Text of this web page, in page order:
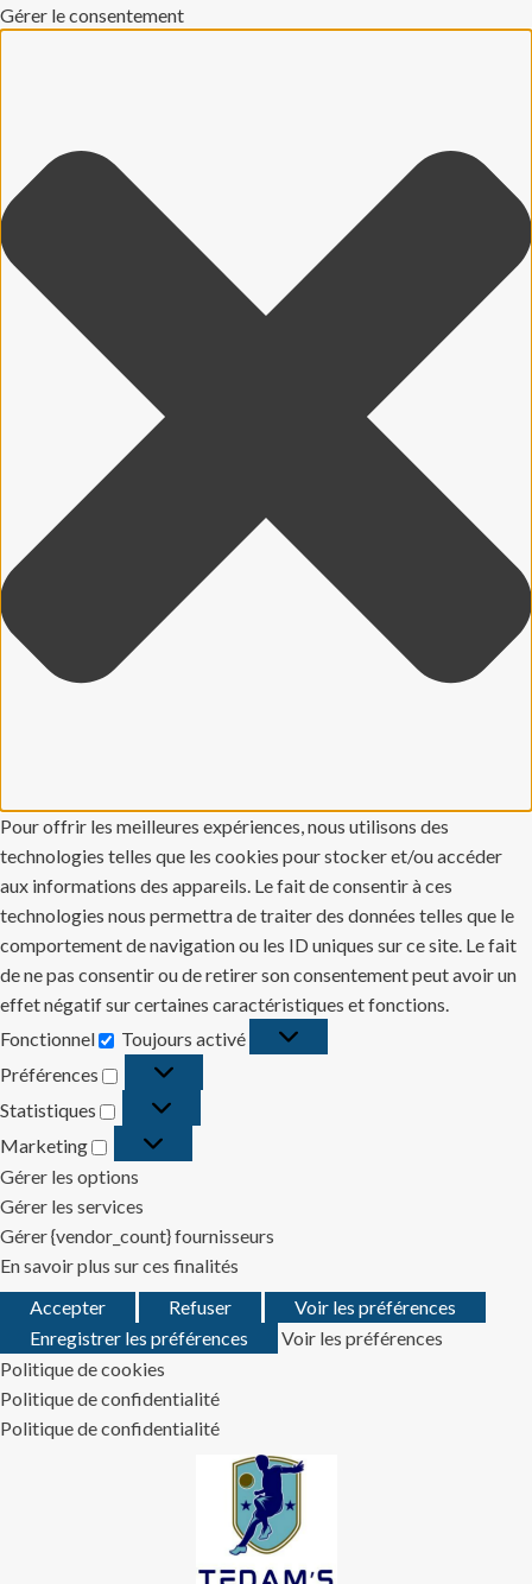
Gérer le consentement
Pour offrir les meilleures expériences, nous utilisons des
technologies telles que les cookies pour stocker et/ou accéder
aux informations des appareils. Le fait de consentir à ces
technologies nous permettra de traiter des données telles que le
comportement de navigation ou les ID uniques sur ce site. Le fait
de ne pas consentir ou de retirer son consentement peut avoir un
effet négatif sur certaines caractéristiques et fonctions.
Fonctionnel
Fonctionnel
Toujours activé
Préférences
Préférences
Statistiques
Statistiques
Marketing
Marketing
Gérer les options
Gérer les services
Gérer {vendor_count} fournisseurs
En savoir plus sur ces finalités
Accepter
Refuser
Voir les préférences
Enregistrer les préférences
Voir les préférences
Politique de cookies
Politique de confidentialité
Politique de confidentialité